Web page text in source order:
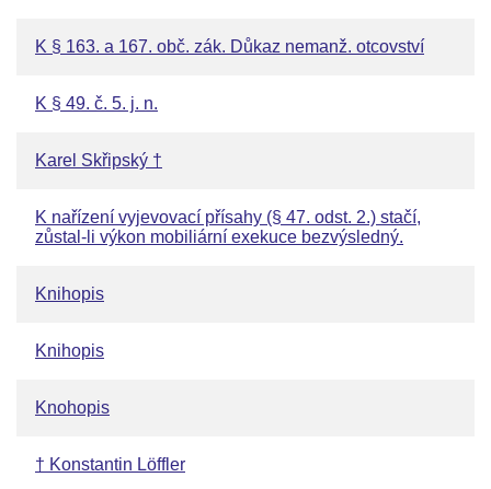
K § 163. a 167. obč. zák. Důkaz nemanž. otcovství
K § 49. č. 5. j. n.
Karel Skřipský †
K nařízení vyjevovací přísahy (§ 47. odst. 2.) stačí,
zůstal-li výkon mobiliární exekuce bezvýsledný.
Knihopis
Knihopis
Knohopis
† Konstantin Löffler